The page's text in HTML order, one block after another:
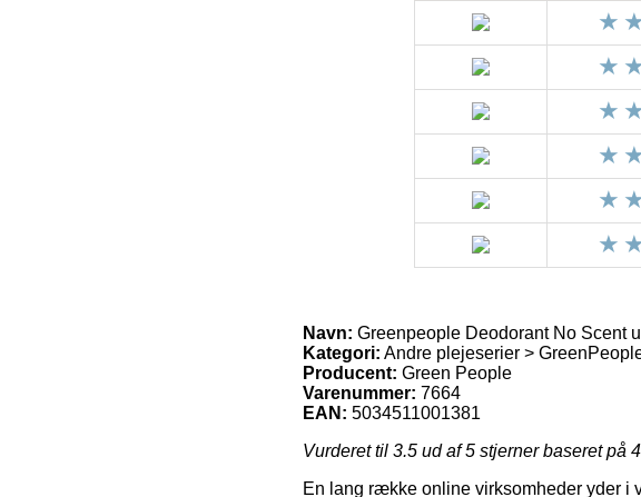
Navn: Greenpeople Deodorant No Scent
Kategori: Andre plejeserier >
Producent: Green People
Varenummer: 7664
EAN: 5034511001381
Vurderet til 3.5 ud af 5 stjerner baseret på
En lang række online virksomheder yder i